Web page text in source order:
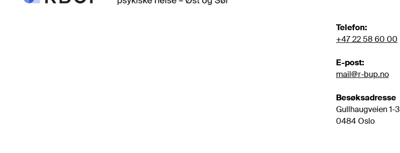
Telefon:
+47 22 58 60 00
E-post:
mail@r-bup.no
Besøksadresse
Gullhaugveien 1-3
0484 Oslo